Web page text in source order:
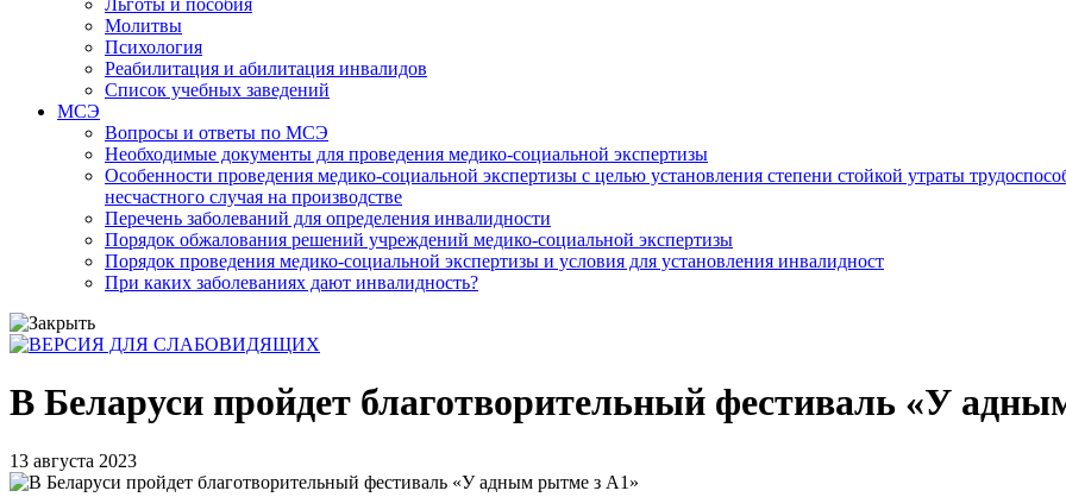
Молитвы
Психология
Реабилитация и абилитация инвалидов
Список учебных заведений
МСЭ
Вопросы и ответы по МСЭ
Необходимые документы для проведения медико-социальной экспертизы
Особенности проведения медико-социальной экспертизы с целью установления степени стойкой утраты
несчастного случая на производстве
Перечень заболеваний для определения инвалидности
Порядок обжалования решений учреждений медико-социальной экспертизы
Порядок проведения медико-социальной экспертизы и условия для установления инвалидност
При каких заболеваниях дают инвалидность?
В Беларуси пройдет благотворительный фестиваль «У
13 августа 2023